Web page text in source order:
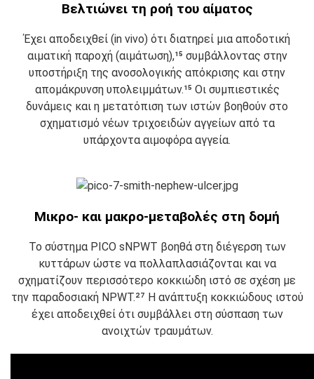
Βελτιώνει τη ροή του αίματος
Έχει αποδειχθεί (in vivo) ότι διατηρεί μια αποδοτική
αιματική παροχή (αιμάτωση),¹⁵ συμβάλλοντας στην
υποστήριξη της ανοσολογικής απόκρισης και στην
απομάκρυνση υπολειμμάτων.¹⁵ Οι συμπιεστικές
δυνάμεις και η μετατόπιση των ιστών βοηθούν στο
σχηματισμό νέων τριχοειδών αγγείων από τα
υπάρχοντα αιμοφόρα αγγεία.
Μικρο- και μακρο-μεταβολές στη δομή
Το σύστημα PICO sNPWT βοηθά στη διέγερση των
κυττάρων ώστε να πολλαπλασιάζονται και να
σχηματίζουν περισσότερο κοκκιώδη ιστό σε σχέση με
την παραδοσιακή NPWT.²⁷ Η ανάπτυξη κοκκιώδους ιστού
έχει αποδειχθεί ότι συμβάλλει στη σύσπαση των
ανοιχτών τραυμάτων.